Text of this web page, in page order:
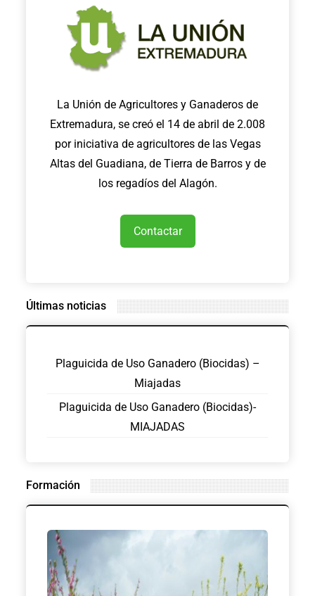
La Unión de Agricultores y Ganaderos de
Extremadura, se creó el 14 de abril de 2.008
por iniciativa de agricultores de las Vegas
Altas del Guadiana, de Tierra de Barros y de
los regadíos del Alagón.
Contactar
Últimas noticias
Plaguicida de Uso Ganadero (Biocidas) –
Miajadas
Plaguicida de Uso Ganadero (Biocidas)-
MIAJADAS
Formación